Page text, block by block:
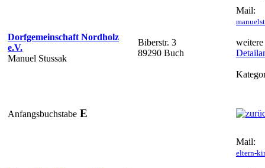
Dorfgemeinschaft Nordholz
e.V.
Manuel Stussak
Biberstr. 3
89290 Buch
Mail:
Anfangsbuchstabe E
Mail:
eltern-